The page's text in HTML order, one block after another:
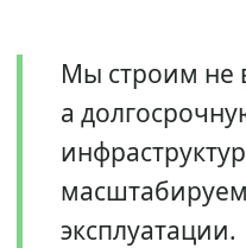
Мы строим не
а
эксплуатации.